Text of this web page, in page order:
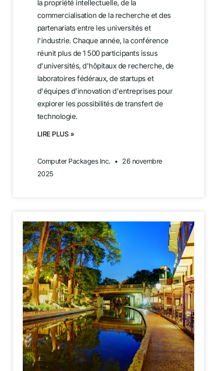
la propriété intellectuelle, de la
commercialisation de la recherche et des
partenariats entre les universités et
l'industrie. Chaque année, la conférence
réunit plus de 1 500 participants issus
d'universités, d'hôpitaux de recherche, de
laboratoires fédéraux, de startups et
d'équipes d'innovation d'entreprises pour
explorer les possibilités de transfert de
technologie.
LIRE PLUS »
Computer Packages Inc.
26 novembre
2025